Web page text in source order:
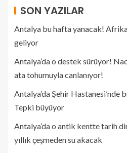
SON YAZILAR
Antalya bu hafta yanacak! Afrika
geliyor
Antalya’da o destek sürüyor!
ata tohumuyla canlanıyor!
Antalya’da Şehir Hastanesi’nde
Tepki büyüyor
Antalya’da o antik kentte tarih
yıllık çeşmeden su akacak